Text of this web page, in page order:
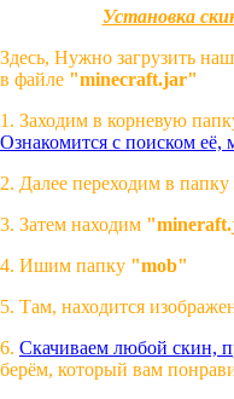
Установка
Здесь, Нужно загрузить
в файле "minecraft.jar"
1. Заходим в корневую
Ознакомится с поиском её,
2. Далее переходим в папку
3. Затем находим
4. Ишим папку "mob"
5. Там, находится
6. Скачиваем любой скин,
берём, который вам